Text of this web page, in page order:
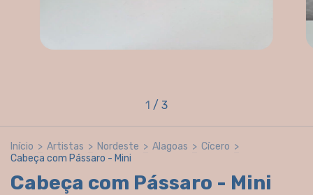
1 / 3
Início > Artistas > Nordeste > Alagoas > Cícero >
Cabeça com Pássaro - Mini
Cabeça com Pássaro - Mini